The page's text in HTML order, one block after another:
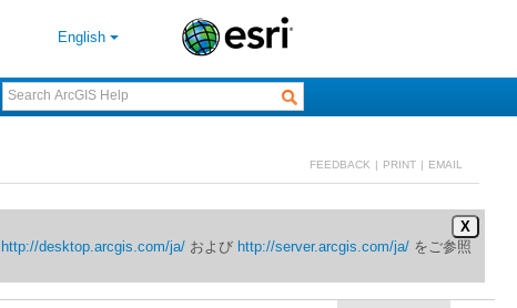
English
FEEDBACK | PRINT | EMAIL
X
http://desktop.arcgis.com/ja/および http://server.arcgis.com/ja/